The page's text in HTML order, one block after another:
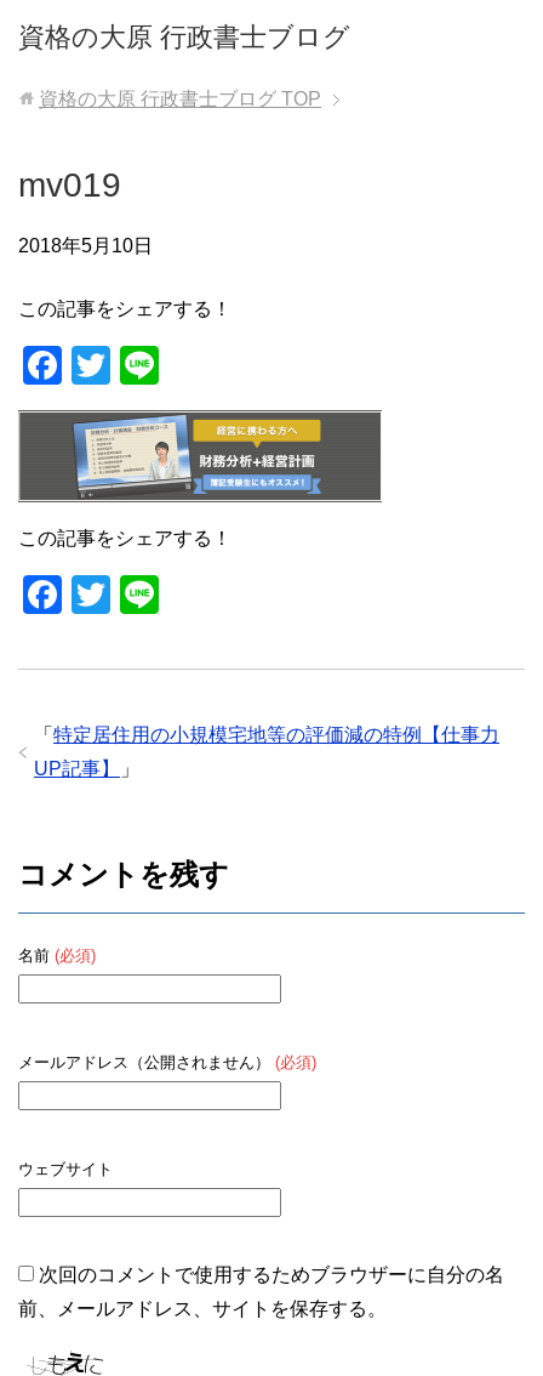
資格の大原 行政書士ブログ
資格の大原 行政書士ブログ TOP
mv019
2018年5月10日
この記事をシェアする！
F
a
c
e
b
o
o
T
wi
tt
er
n
e
この記事をシェアする！
F
c
b
o
k
T
tt
e
「 特定居住用の小規模宅地等の評価減の特例【仕事力
UP記事】
」
コメントを残す
名前 (必須)
メールアドレス（公開されません） (必須)
ウェブサイト
次回のコメントで使用するためブラウザーに自分の名
前、メールアドレス、サイトを保存する。